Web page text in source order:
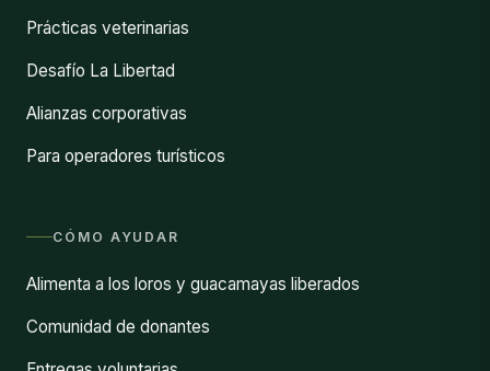
Prácticas veterinarias
Desafío La Libertad
Alianzas corporativas
Para operadores turísticos
CÓMO AYUDAR
Alimenta a los loros y guacamayas liberados
Comunidad de donantes